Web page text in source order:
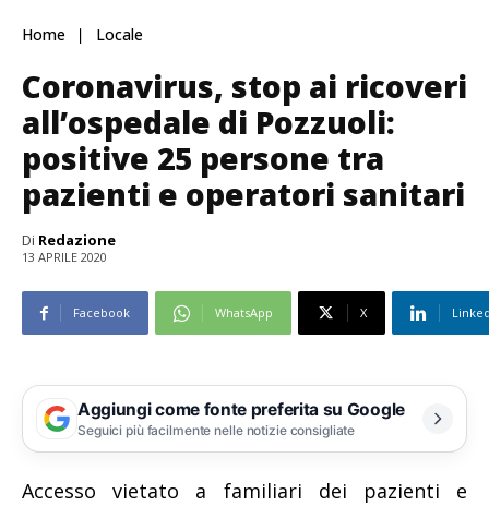
Home Locale
Coronavirus, stop ai ricoveri
all’ospedale di Pozzuoli:
positive 25 persone tra
pazienti e operatori sanitari
Di Redazione
13 APRILE 2020
Facebook WhatsApp X
Aggiungi come fonte preferita su Google
Seguici più facilmente nelle notizie consigliate
Accesso vietato a familiari dei pazienti e